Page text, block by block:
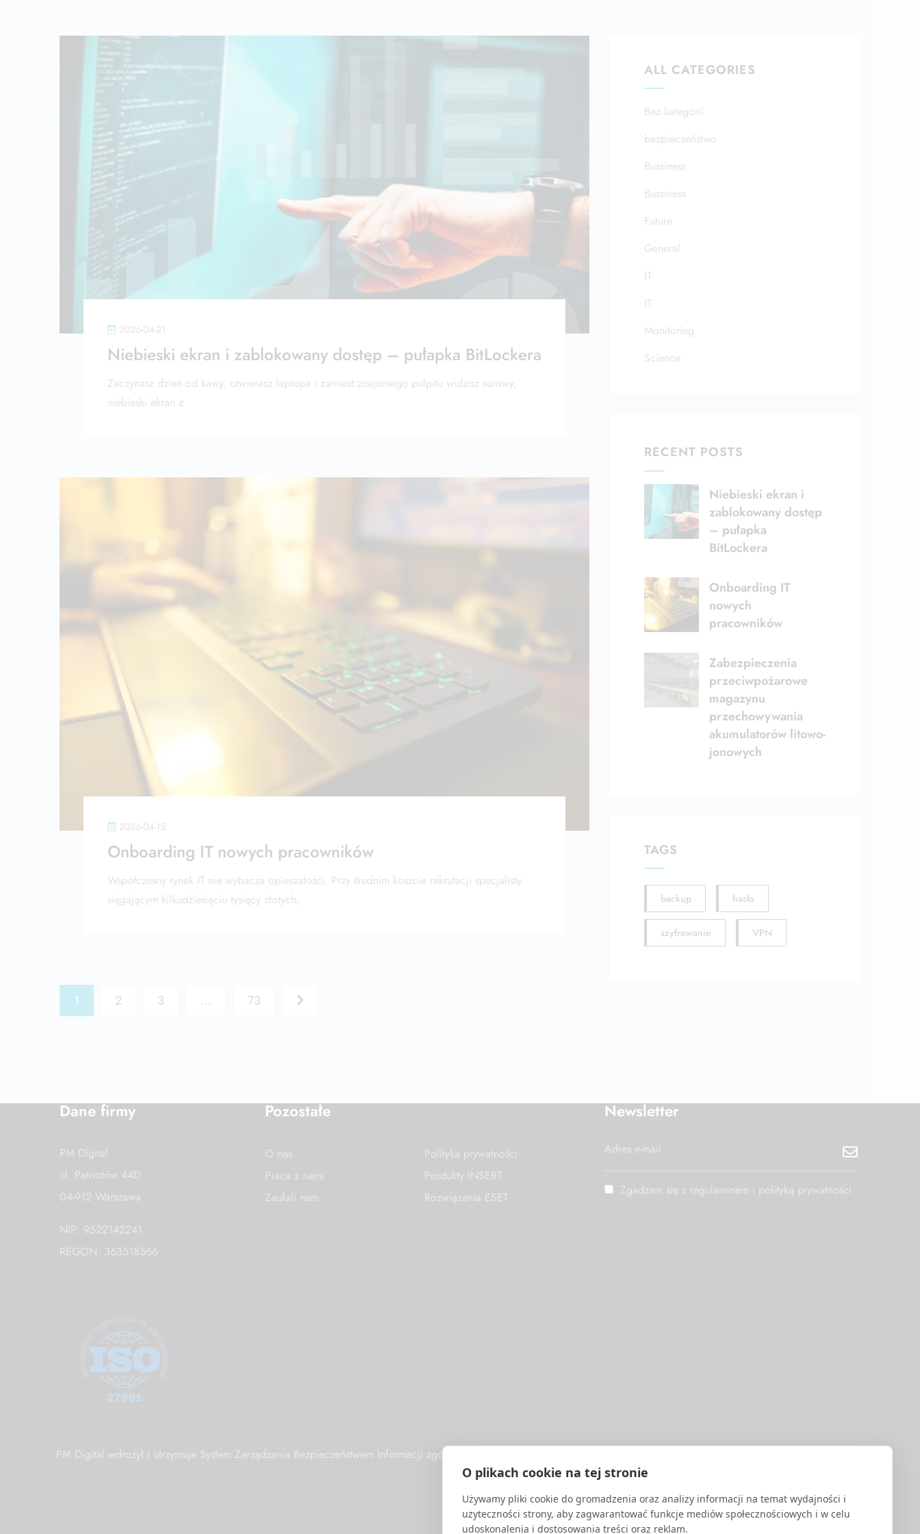
O plikach cookie na tej stronie
Używamy pliki cookie do gromadzenia oraz analizy informacji na temat wydajności i
użyteczności strony, aby zagwarantować funkcje mediów społecznościowych i w celu
udoskonalenia i dostosowania treści oraz reklam.
2026-04-21
Niebieski ekran i zablokowany dostęp – pułapka BitLockera
Zaczynasz dzień od kawy, otwierasz laptopa i zamiast znajomego pulpitu widzisz surowy,
niebieski ekran z
2026-04-15
Onboarding IT nowych pracowników
Współczesny rynek IT nie wybacza opieszałości. Przy średnim koszcie rekrutacji specjalisty
sięgającym kilkudziesięciu tysięcy złotych,
1 2 3 ... 73
ALL CATEGORIES
Bez kategorii
bezpieczeństwo
Bussiness
Bussiness
Future
General
IT
IT
Monitoring
Science
RECENT POSTS
Niebieski ekran i
zablokowany dostęp
– pułapka
BitLockera
Onboarding IT
nowych
pracowników
Zabezpieczenia
przeciwpożarowe
magazynu
przechowywania
akumulatorów litowo-
jonowych
TAGS
backup hasło
szyfrowanie VPN
Dane firmy
PM Digital
ul. Patriotów 44D
04-912 Warszawa
NIP: 9522142241
REGON: 363518566
Pozostałe
O nas
Praca z nami
Zaufali nam
Polityka prywatności
Produkty INSERT
Rozwiązania ESET
Newsletter
Zgadzam się z regulaminem i polityką prywatności
PM Digital wdrożył i utrzymuje System Zarządzania Bezpieczeństwem Informacji zgodny z międzynarodową normą ISO/IEC 27001.